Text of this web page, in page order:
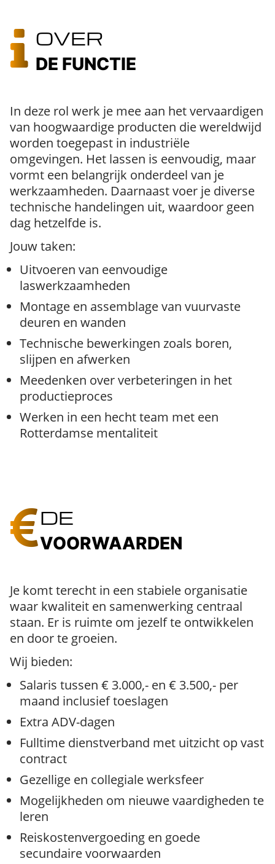
OVER
DE FUNCTIE
In deze rol werk je mee aan het vervaardigen
van hoogwaardige producten die wereldwijd
worden toegepast in industriële
omgevingen. Het lassen is eenvoudig, maar
vormt een belangrijk onderdeel van je
werkzaamheden. Daarnaast voer je diverse
technische handelingen uit, waardoor geen
dag hetzelfde is.
Jouw taken:
Uitvoeren van eenvoudige
laswerkzaamheden
Montage en assemblage van vuurvaste
deuren en wanden
Technische bewerkingen zoals boren,
slijpen en afwerken
Meedenken over verbeteringen in het
productieproces
Werken in een hecht team met een
Rotterdamse mentaliteit
DE
VOORWAARDEN
Je komt terecht in een stabiele organisatie
waar kwaliteit en samenwerking centraal
staan. Er is ruimte om jezelf te ontwikkelen
en door te groeien.
Wij bieden:
Salaris tussen € 3.000,- en € 3.500,- per
maand inclusief toeslagen
Extra ADV-dagen
Fulltime dienstverband met uitzicht op vast
contract
Gezellige en collegiale werksfeer
Mogelijkheden om nieuwe vaardigheden te
leren
Reiskostenvergoeding en goede
secundaire voorwaarden